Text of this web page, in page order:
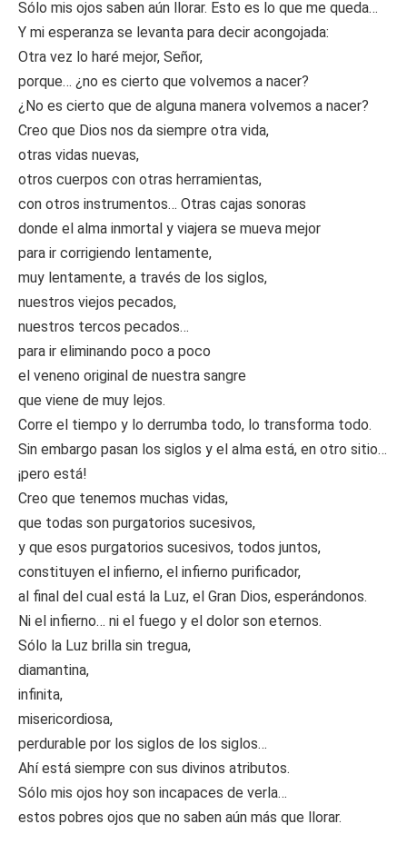
Sólo mis ojos saben aún llorar. Esto es lo que me queda…
Y mi esperanza se levanta para decir acongojada:
Otra vez lo haré mejor, Señor,
porque… ¿no es cierto que volvemos a nacer?
¿No es cierto que de alguna manera volvemos a nacer?
Creo que Dios nos da siempre otra vida,
otras vidas nuevas,
otros cuerpos con otras herramientas,
con otros instrumentos… Otras cajas sonoras
donde el alma inmortal y viajera se mueva mejor
para ir corrigiendo lentamente,
muy lentamente, a través de los siglos,
nuestros viejos pecados,
nuestros tercos pecados…
para ir eliminando poco a poco
el veneno original de nuestra sangre
que viene de muy lejos.
Corre el tiempo y lo derrumba todo, lo transforma todo.
Sin embargo pasan los siglos y el alma está, en otro sitio…
¡pero está!
Creo que tenemos muchas vidas,
que todas son purgatorios sucesivos,
y que esos purgatorios sucesivos, todos juntos,
constituyen el infierno, el infierno purificador,
al final del cual está la Luz, el Gran Dios, esperándonos.
Ni el infierno… ni el fuego y el dolor son eternos.
Sólo la Luz brilla sin tregua,
diamantina,
infinita,
misericordiosa,
perdurable por los siglos de los siglos…
Ahí está siempre con sus divinos atributos.
Sólo mis ojos hoy son incapaces de verla…
estos pobres ojos que no saben aún más que llorar.